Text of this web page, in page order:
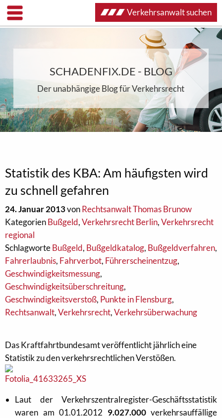
SCHADENFIX.DE - BLOG
Der unabhängige Blog für Verkehrsrecht
Statistik des KBA: Am häufigsten wird
zu schnell gefahren
24. Januar 2013vonRechtsanwalt Thomas Brunow
KategorienBußgeld,Verkehrsrecht Berlin,Verkehrsrecht
regional
SchlagworteBußgeld, Bußgeldkatalog, Bußgeldverfahren,
Fahrerlaubnis, Fahrverbot, Führerscheinentzug,
Geschwindigkeitsmessung,
Geschwindigkeitsüberschreitung,
Geschwindigkeitsverstoß, Punkte in Flensburg,
Rechtsanwalt,Verkehrsrecht,Verkehrsüberwachung
Das Kraftfahrtbundesamt veröffentlicht jährlich eine
Statistik zu den verkehrsrechtlichen Verstößen.
Laut der Verkehrszentralregister-Geschäftsstatistik
waren am 01.01.2012 9.027.000verkehrsauffällige
Verkehrsanwalt suchen